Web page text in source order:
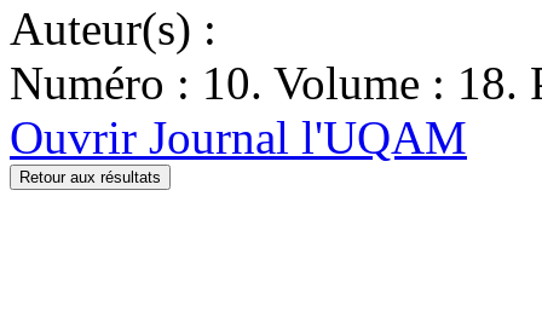
Auteur(s) :
Numéro : 10. Volume : 18.
Ouvrir Journal l'UQAM
Retour aux résultats